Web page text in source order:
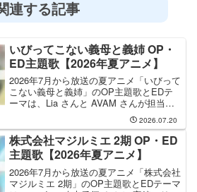
連する記事
いびってこない義母と義姉 OP・
ED主題歌【2026年夏アニメ】
2026年7月から放送の夏アニメ「いびって
こない義母と義姉」のOP主題歌とEDテ
ーマは、Lia さんと AVAM さんが担当し
ます。OP主題歌は Lia さんが担当し、
OP主題歌のタイトルは「雨宿りの憧憬」
です。EDテーマの担当はAVAMさ...
2026.07.20
株式会社マジルミエ 2期 OP・ED
主題歌【2026年夏アニメ】
2026年7月から放送の夏アニメ「株式会社
マジルミエ 2期」のOP主題歌とEDテーマ